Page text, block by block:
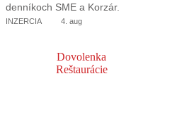
denníkoch SME a Korzár.
INZERCIA 4. aug
Dovolenka
Reštaurácie